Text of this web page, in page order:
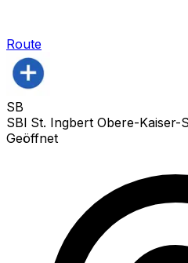
Route
SB
SBl St. Ingbert Obere-Kaiser-
Geöffnet